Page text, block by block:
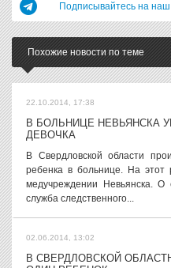
Подписывайтесь на
Похожие новости по теме
22.10.2014, 17:38
В БОЛЬНИЦЕ НЕВЬЯНСКА
ДЕВОЧКА
В Свердловской области
ребенка в больнице. На этот
медучреждении Невьянска. О
служба следственного...
02.06.2014, 13:02
В СВЕРДЛОВСКОЙ